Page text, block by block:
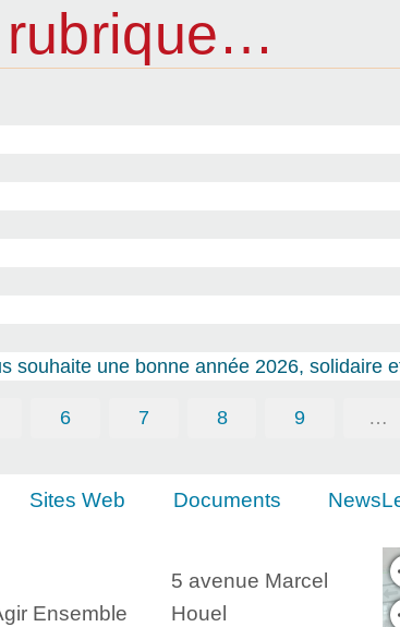
rubrique…
souhaite une bonne année 2026, solidaire
6 7 8 9 …
Sites Web Documents
Ensemble
5 avenue Marcel
Houel